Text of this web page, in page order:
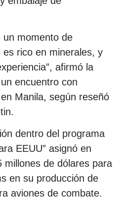
un momento de
rico en minerales, y
afirmó la
encuentro con
Manila, según reseñó
dentro del programa
EEUU” asignó en
millones de dólares para
en su producción de
aviones de combate.